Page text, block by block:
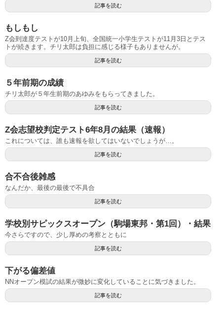
記事を読む
もしもし
Z会到達度テストが10月上旬、全国統一小学生テストが11月3日とテス
トが続きます。チリ太郎は負担に感じる様子もありませんが。
記事を読む
５年前期の成績
チリ太郎が５年生前期のあゆみをもらってきました。
記事を読む
Z会志望校判定テスト6年8月の結果（速報）
これについては、誰も速報を欲してはいないでしょうが…。
記事を読む
合不合後雑感
なんだか、最後の最後で不具合
記事を読む
学校別サピックスオープン（駒場東邦・第1回）・結果
今さらですので、少し厚めの考察とともに
記事を読む
下がる偏差値
NNオープン模試の結果が微妙に変化していることに気づきました。
記事を読む